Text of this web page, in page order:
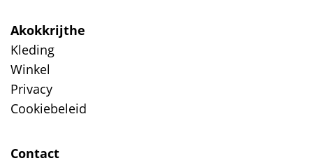
Akokkrijthe
Kleding
Winkel
Privacy
Cookiebeleid
Contact